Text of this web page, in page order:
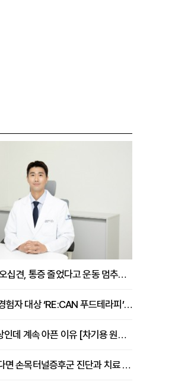
팔 들기 어려운 오십견, 통증 줄었다고 운동 멈추면 안 되는 이유 [이병욱 원장 칼럼]
리엔에이치, 암경험자 대상 ‘RE:CAN 푸드테라피’ 운영
허리 MRI는 정상인데 계속 아픈 이유 [차기용 원장 칼럼]
손 저림 반복된다면 손목터널증후군 진단과 치료 시기 살펴야 [김동현 원장 칼럼]